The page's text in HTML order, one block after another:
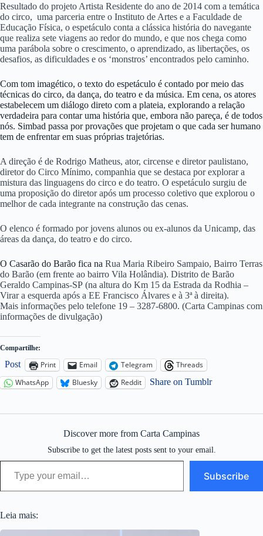
Resultado do projeto Artista Residente do ano de 2014 com a temática
do circo, uma parceria entre o Instituto de Artes e a Faculdade de
Educação Física, o espetáculo conta a clássica história do navegante
que realiza sete viagens ao redor do mundo, e que nos chega como
uma parábola sobre o crescimento, o aprendizado, as libertações, os
desafios, as dificuldades e os ‘monstros’ encontrados pelo caminho.
Com tom imagético, o texto do espetáculo é contado por meio das
técnicas do circo, da dança, do teatro e da música. Em cena, os atores
estabelecem um diálogo direto com a plateia, explorando a relação
verdadeira para contar uma história que, embora não pareça, é de todos
nós. Simbad passa por provações que projetam o que cada ser humano
tem de enfrentar em suas próprias trajetórias.
A direção é de Rodrigo Matheus, ator, circense e diretor paulistano,
diretor do Circo Mínimo, companhia que se destaca por explorar a
mistura das linguagens do circo e do teatro. O espetáculo surgiu de
uma proposição do diretor após um processo coletivo que explorou o
melhor de cada integrante na construção das cenas.
O elenco é formado por jovens alunos ou ex-alunos da Unicamp, das
áreas da dança, do teatro e do circo.
O Casarão do Barão fica na Rua Maria Ribeiro Sampaio, Bairro Terras
do Barão (em frente ao bairro Vila Holândia). Distrito de Barão
Geraldo Campinas-SP (na altura do Km 15 da Estrada da Rodhia –
Virar a esquerda após a EE Francisco Álvares e à 3ª à direita).
Mais informações pelo telefone 19 – 3287-6800. (Carta Campinas com
informações de divulgação)
Compartilhe:
Post Print Email Telegram
Threads
WhatsApp
Bluesky Reddit Share on Tumblr
Discover more from Carta Campinas
Subscribe to get the latest posts sent to your email.
Type your email…
Subscribe
Leia mais: